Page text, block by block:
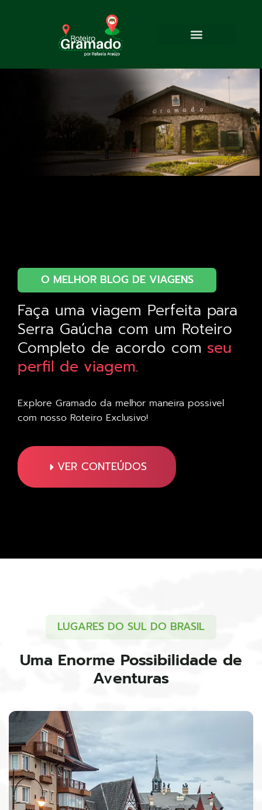
O MELHOR BLOG DE VIAGENS
Faça uma viagem Perfeita para
Serra Gaúcha com um Roteiro
Completo de acordo com seu
perfil de viagem.
Explore Gramado da melhor maneira possivel
com nosso Roteiro Exclusivo!
VER CONTEÚDOS
LUGARES DO SUL DO BRASIL
Uma Enorme Possibilidade de
Aventuras